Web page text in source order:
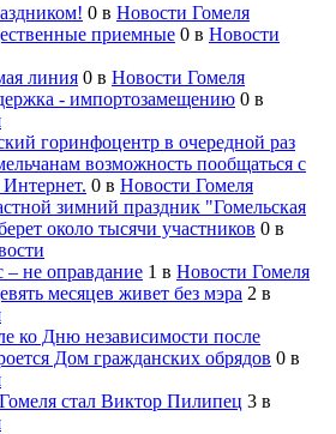
0 в Новости Гомеля
приемные 0 в Новости
линия 0 в Новости Гомеля
- импортозамещению 0 в
горинфоцентр в очередной раз
возможность пообщаться с
Интернет. 0 в Новости Гомеля
зимний праздник "Гомельская
около тысячи участников 0 в
– не оправдание 1 в Новости Гомеля
месяцев живет без мэра 2 в
ко Дню независимости после
Дом гражданских обрядов 0 в
стал Виктор Пилипец 3 в